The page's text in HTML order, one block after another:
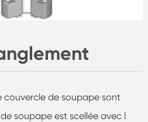
couvercle de soupape sont
soupape est scellée avec l